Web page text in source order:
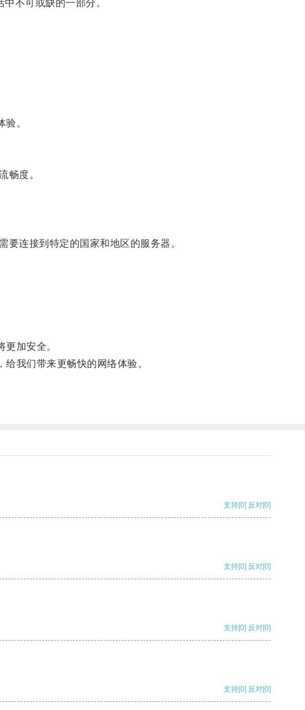
不可或缺的一部分。
。
畅度。
连接到特定的国家和地区的服务器。
加安全。
我们带来更畅快的网络体验。
支持[0] 反对[0]
支持[0] 反对[0]
支持[0] 反对[0]
支持[0] 反对[0]